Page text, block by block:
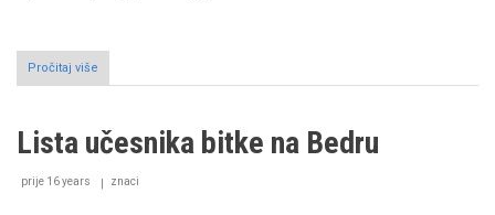
Pročitaj više
Poslanička
vijesti''
dolasku
Lista učesnika bitke na Bedru
prije 16 years znaci